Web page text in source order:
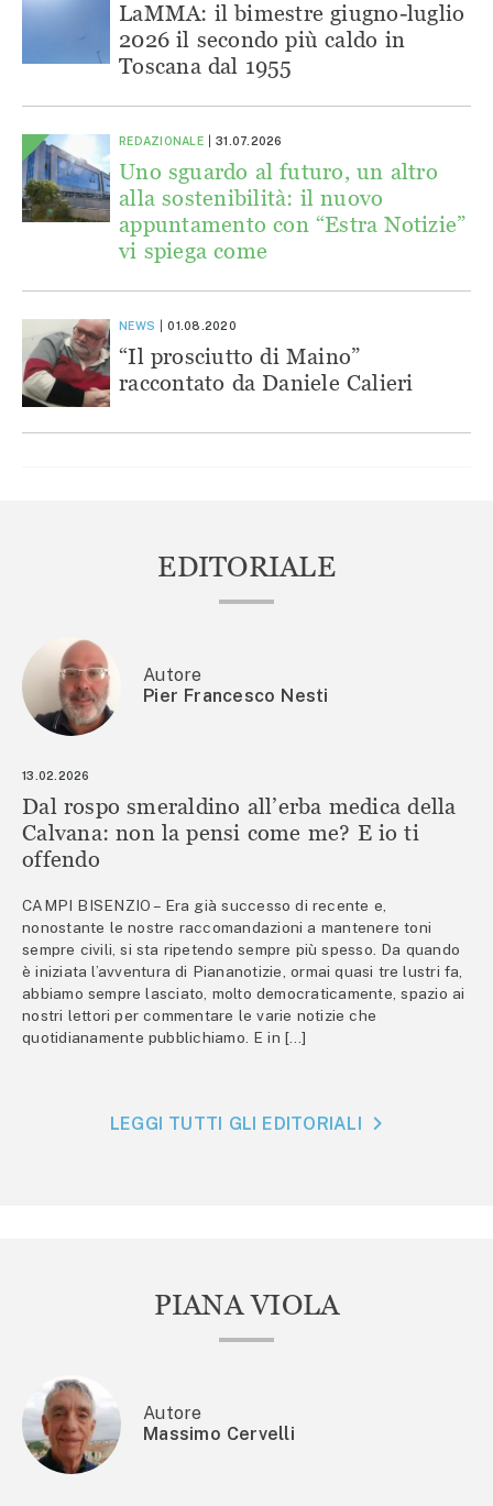
LaMMA: il bimestre giugno-luglio
2026 il secondo più caldo in
Toscana dal 1955
REDAZIONALE 31.07.2026
Uno sguardo al futuro, un altro
alla sostenibilità: il nuovo
appuntamento con “Estra Notizie”
vi spiega come
NEWS 01.08.2020
“Il prosciutto di Maino”
raccontato da Daniele Calieri
EDITORIALE
Autore
Pier Francesco Nesti
13.02.2026
Dal rospo smeraldino all’erba medica della
Calvana: non la pensi come me? E io ti
offendo
CAMPI BISENZIO – Era già successo di recente e,
nonostante le nostre raccomandazioni a mantenere toni
sempre civili, si sta ripetendo sempre più spesso. Da quando
è iniziata l’avventura di Piananotizie, ormai quasi tre lustri fa,
abbiamo sempre lasciato, molto democraticamente, spazio ai
nostri lettori per commentare le varie notizie che
quotidianamente pubblichiamo. E in […]
LEGGI TUTTI GLI EDITORIALI
PIANA VIOLA
Autore
Massimo Cervelli